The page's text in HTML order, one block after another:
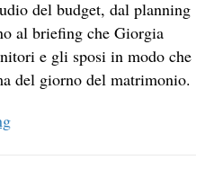
del budget, dal planning
al briefing che Giorgia
e gli sposi in modo che
del giorno del matrimonio.